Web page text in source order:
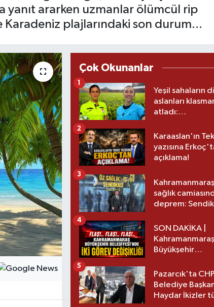
yanıt ararken uzmanlar ölümcül rip
Karadeniz plajlarındaki son durum...
Çok Okunanlar
Yeşil sahaların
aslanları
atladı:
üst lige iki
1
Karaaslan'ın
yazısına
açıklama!
2
Kahramanmaraş
sağlık
deprem:
3
SON DAKİKA |
Kahramanmaraş
Büyükşehir
görev
4
Pazarcık'ta
Belediye
Haydar İkizler
5